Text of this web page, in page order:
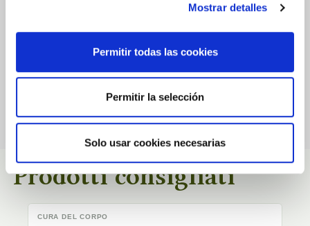
Mostrar detalles
Permitir todas las cookies
Permitir la selección
Solo usar cookies necesarias
Non ci sono ancora recensioni pubblicate per questo prodotto.
Prodotti consigliati
CURA DEL CORPO